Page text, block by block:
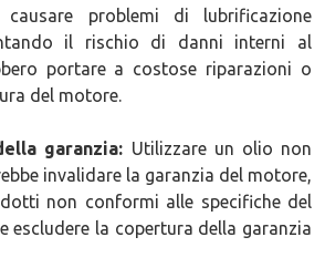
problemi di lubrificazione
il rischio di danni interni al
portare a costose riparazioni o
del motore.
garanzia: Utilizzare un olio non
invalidare la garanzia del motore,
non conformi alle specifiche del
escludere la copertura della garanzia